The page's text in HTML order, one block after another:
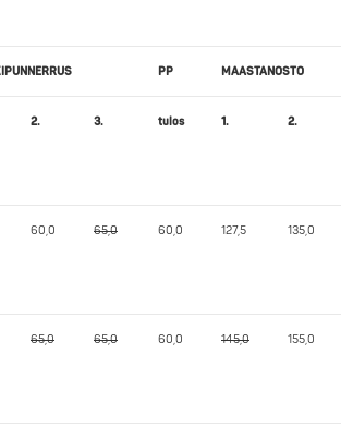
PP MAASTANOSTO
2. 3. tulos 1. 2.
60,0 65,0 60,0 127,5 135,0
65,0 65,0 60,0 145,0 155,0